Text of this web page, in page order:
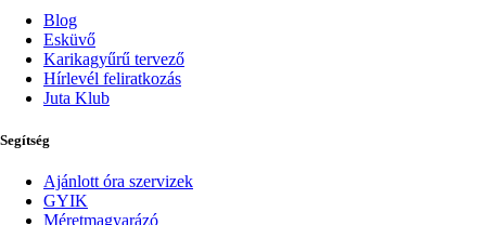
Blog
Esküvő
Karikagyűrű tervező
Hírlevél feliratkozás
Juta Klub
Segítség
Ajánlott óra szervizek
GYIK
Méretmagyarázó